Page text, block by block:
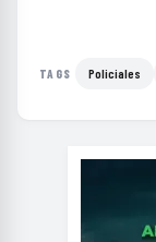
TAGS Policiales